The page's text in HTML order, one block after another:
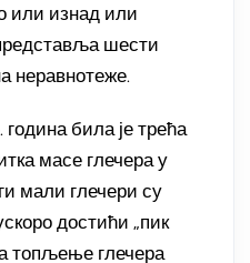
или изнад или
шести
неравнотеже.
година била је трећа
масе глечера у
мали глечери су
достићи „пик
топљење глечера